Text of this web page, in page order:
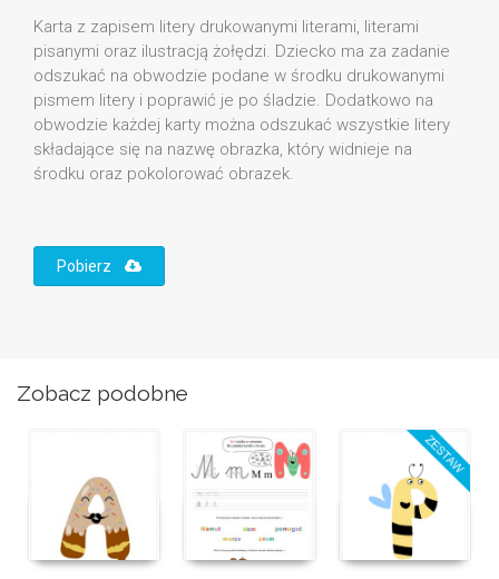
Karta z zapisem litery drukowanymi literami, literami
pisanymi oraz ilustracją żołędzi. Dziecko ma za zadanie
odszukać na obwodzie podane w środku drukowanymi
pismem litery i poprawić je po śladzie. Dodatkowo na
obwodzie każdej karty można odszukać wszystkie litery
składające się na nazwę obrazka, który widnieje na
środku oraz pokolorować obrazek.
Pobierz
Zobacz podobne